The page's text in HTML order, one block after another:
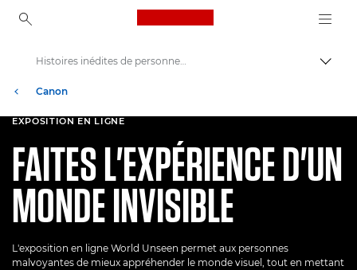
Canon Logo, back to
Canon
Bienvenue dans VIEW
Histoires inédites de personnes malvoyantes
EXPOSITION EN LIGNE
FAITES L'EXPÉRIENCE D'UN
MONDE INVISIBLE
L'exposition en ligne World Unseen permet aux personnes
malvoyantes de mieux appréhender le monde visuel, tout en mettant